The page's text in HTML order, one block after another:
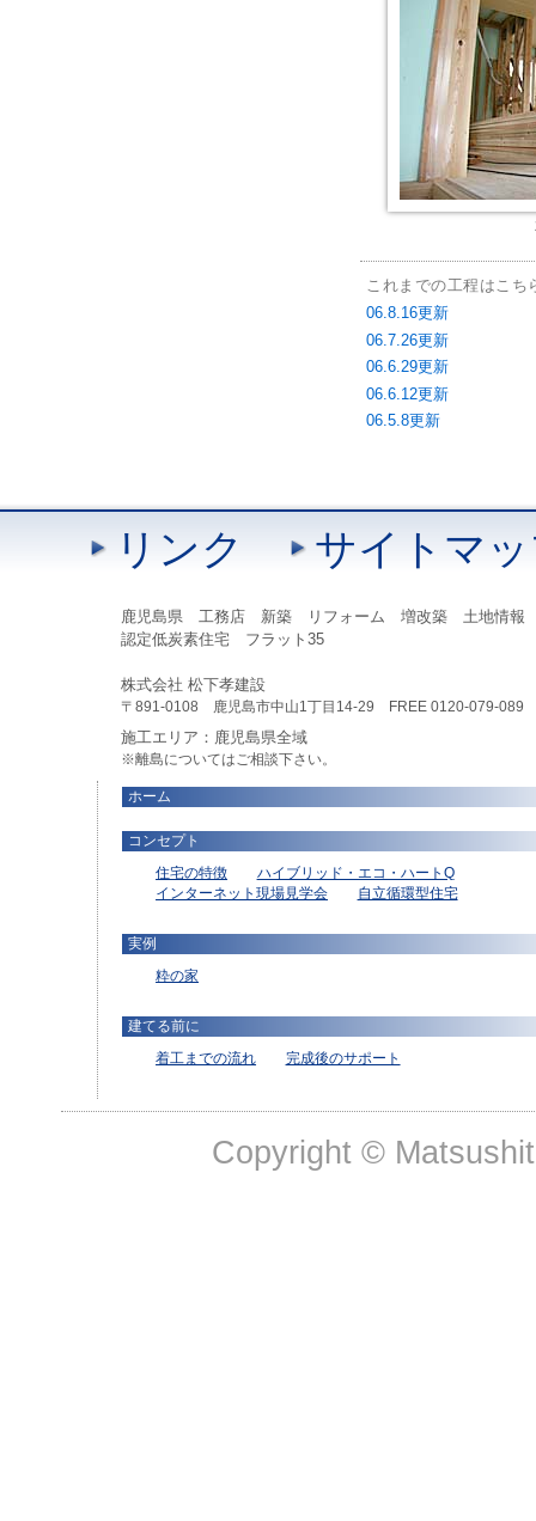
これまでの工程はこち
06.8.16更新
06.7.26更新
06.6.29更新
06.6.12更新
06.5.8更新
リンク サイトマ
鹿児島県 工務店 新築 リフォーム 増改築 土地情報
認定低炭素住宅 フラット35
株式会社 松下孝建設
〒891-0108 鹿児島市中山1丁目14-29 FREE 0120-079-089
施工エリア：鹿児島県全域
※離島についてはご相談下さい。
ホーム
コンセプト
住宅の特徴
ハイブリッド・エコ・ハートQ
インターネット現場見学会
自立循環型住宅
実例
粋の家
建てる前に
着工までの流れ 完成後のサポート
Copyright ©